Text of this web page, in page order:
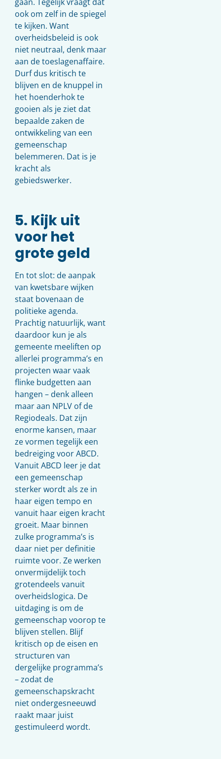
gaan. Tegelijk vraagt dat
ook om zelf in de spiegel
te kijken. Want
overheidsbeleid is ook
niet neutraal, denk maar
aan de toeslagenaffaire.
Durf dus kritisch te
blijven en de knuppel in
het hoenderhok te
gooien als je ziet dat
bepaalde zaken de
ontwikkeling van een
gemeenschap
belemmeren. Dat is je
kracht als
gebiedswerker.
5. Kijk uit
voor het
grote geld
En tot slot: de aanpak
van kwetsbare wijken
staat bovenaan de
politieke agenda.
Prachtig natuurlijk, want
daardoor kun je als
gemeente meeliften op
allerlei programma’s en
projecten waar vaak
flinke budgetten aan
hangen – denk alleen
maar aan NPLV of de
Regiodeals. Dat zijn
enorme kansen, maar
ze vormen tegelijk een
bedreiging voor ABCD.
Vanuit ABCD leer je dat
een gemeenschap
sterker wordt als ze in
haar eigen tempo en
vanuit haar eigen kracht
groeit. Maar binnen
zulke programma’s is
daar niet per definitie
ruimte voor. Ze werken
onvermijdelijk toch
grotendeels vanuit
overheidslogica. De
uitdaging is om de
gemeenschap voorop te
blijven stellen. Blijf
kritisch op de eisen en
structuren van
dergelijke programma’s
– zodat de
gemeenschapskracht
niet ondergesneeuwd
raakt maar juist
gestimuleerd wordt.